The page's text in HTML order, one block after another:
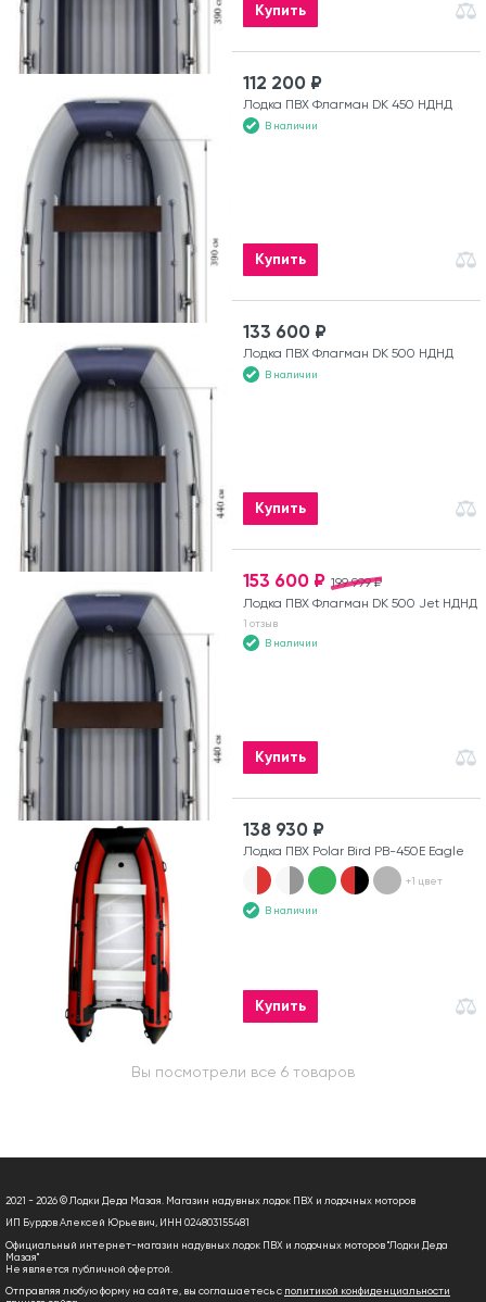
Купить
112 200 ₽
Лодка ПВХ Флагман DK 450 НДНД
В наличии
Купить
133 600 ₽
Лодка ПВХ Флагман DK 500 НДНД
В наличии
Купить
199 999 ₽
153 600 ₽
Лодка ПВХ Флагман DK 500 Jet НДНД
1 отзыв
В наличии
Купить
138 930 ₽
Лодка ПВХ Polar Bird PB-450E Eagle
+1 цвет
В наличии
Купить
Вы посмотрели все 6 товаров
2021 - 2026 © Лодки Деда Мазая. Магазин надувных лодок ПВХ и лодочных моторов
ИП Бурдов Алексей Юрьевич, ИНН 024803155481
Официальный интернет-магазин надувных лодок ПВХ и лодочных моторов "Лодки Деда
Мазая"
Не является публичной офертой.
Отправляя любую форму на сайте, вы соглашаетесь с политикой конфиденциальности